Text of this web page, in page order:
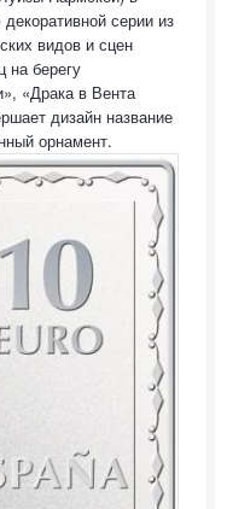
серии из
видов и сцен
на берегу
«Драка в Вента
дизайн название
орнамент.